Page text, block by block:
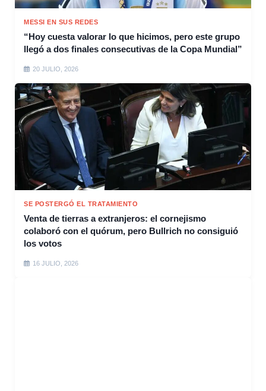
MESSI EN SUS REDES
“Hoy cuesta valorar lo que hicimos, pero este grupo
llegó a dos finales consecutivas de la Copa Mundial”
20 JULIO, 2026
SE POSTERGÓ EL TRATAMIENTO
Venta de tierras a extranjeros: el cornejismo
colaboró con el quórum, pero Bullrich no consiguió
los votos
16 JULIO, 2026